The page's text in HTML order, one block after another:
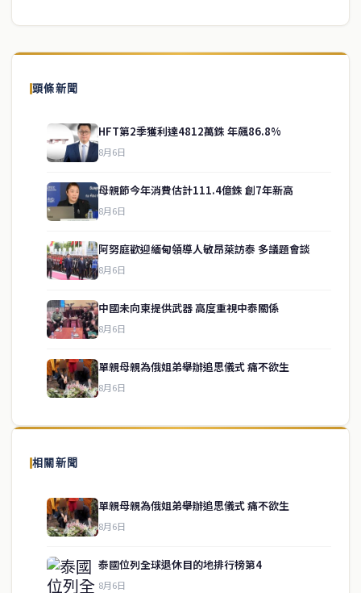
頭條新聞
HFT第2季獲利達4812萬銖 年飆86.8%
8月6日
母親節今年消費估計111.4億銖 創7年新高
8月6日
阿努庭歡迎緬甸領導人敏昂萊訪泰 多議題會談
8月6日
中國未向柬提供武器 高度重視中泰關係
8月6日
單親母親為俄姐弟舉辦追思儀式 痛不欲生
8月6日
相關新聞
單親母親為俄姐弟舉辦追思儀式 痛不欲生
8月6日
泰國位列全球退休目的地排行榜第4
8月6日
關於我們
泰國中文新聞（TCN）是一家總部設於曼谷的中文新聞媒體，致力於
供即時、客觀、多元的中文新聞內容。
service@thaichinesenews.com